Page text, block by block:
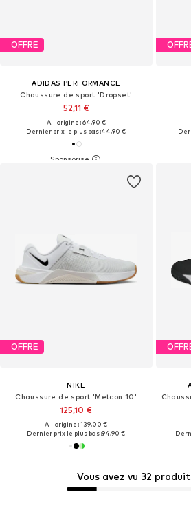
OFFRE
ADIDAS PERFORMANCE
Chaussure de sport 'Dropset'
52,11 €
À l'origine : 64,90 €
Dernier prix le plus bas :44,90 €
OFFRE
NIKE
Chaussure de sport 'Metcon 10'
125,10 €
À l'origine : 139,00 €
Dernier prix le plus bas :94,90 €
Vous avez vu 32